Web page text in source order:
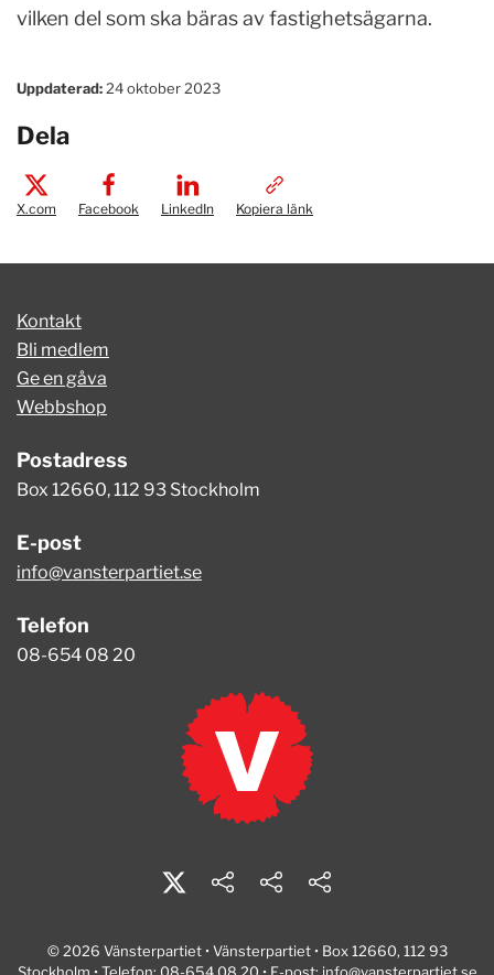
vilken del som ska bäras av fastighetsägarna.
Uppdaterad: 24 oktober 2023
Dela
X.com Facebook LinkedIn Kopiera länk
Kontakt
Bli medlem
Ge en gåva
Webbshop
Postadress
Box 12660, 112 93 Stockholm
E-post
info@vansterpartiet.se
Telefon
08-654 08 20
© 2026 Vänsterpartiet • Vänsterpartiet • Box 12660, 112 93
Stockholm • Telefon: 08-654 08 20 • E-post: info@vansterpartiet.se